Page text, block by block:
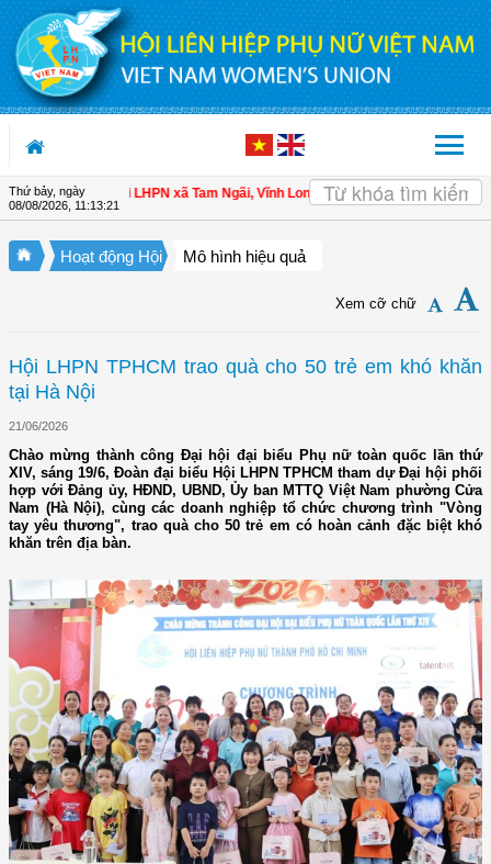
Truy cập nội dung luôn
Thứ bảy, ngày
08/08/2026, 11:13:22
viên | Hội LHPN xã Tam Ngãi, Vĩnh Long sơ kết công tác Hội và phong trào
Hoạt động Hội Mô hình hiệu quả
Xem cỡ chữ
Hội LHPN TPHCM trao quà cho 50 trẻ em khó khăn
tại Hà Nội
21/06/2026
Chào mừng thành công Đại hội đại biểu Phụ nữ toàn quốc lần thứ
XIV, sáng 19/6, Đoàn đại biểu Hội LHPN TPHCM tham dự Đại hội phối
hợp với Đảng ủy, HĐND, UBND, Ủy ban MTTQ Việt Nam phường Cửa
Nam (Hà Nội), cùng các doanh nghiệp tổ chức chương trình "Vòng
tay yêu thương", trao quà cho 50 trẻ em có hoàn cảnh đặc biệt khó
khăn trên địa bàn.